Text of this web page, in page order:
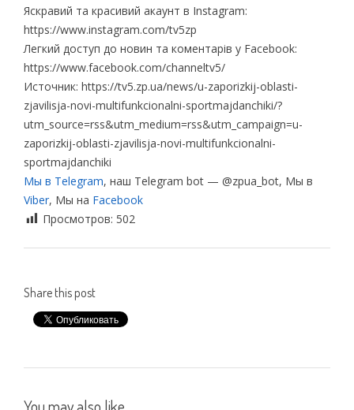
Яскравий та красивий акаунт в Instagram:
https://www.instagram.com/tv5zp
Легкий доступ до новин та коментарів у Facebook:
https://www.facebook.com/channeltv5/
Источник: https://tv5.zp.ua/news/u-zaporizkij-oblasti-
zjavilisja-novi-multifunkcionalni-sportmajdanchiki/?
utm_source=rss&utm_medium=rss&utm_campaign=u-
zaporizkij-oblasti-zjavilisja-novi-multifunkcionalni-
sportmajdanchiki
Мы в Telegram, наш Telegram bot — @zpua_bot, Мы в
Viber, Мы на Facebook
Просмотров: 502
Share this post
You may also like...